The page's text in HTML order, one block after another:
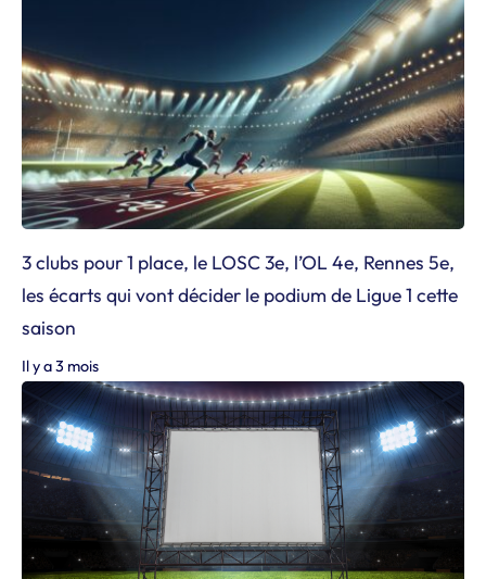
3 clubs pour 1 place, le LOSC 3e, l’OL 4e, Rennes 5e,
les écarts qui vont décider le podium de Ligue 1 cette
saison
Il y a 3 mois